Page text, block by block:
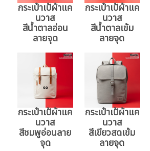
กระเป๋าเป้ผ้าแค
นวาส
สีน้ำตาลอ่อน
ลายจุด
กระเป๋าเป้ผ้าแค
นวาส
สีน้ำตาลเข้ม
ลายจุด
กระเป๋าเป้ผ้าแค
นวาส
สีชมพูอ่อนลาย
จุด
กระเป๋าเป้ผ้าแค
นวาส
สีเขียวสดเข้ม
ลายจุด